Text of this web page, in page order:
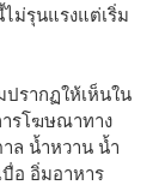
ม่รุนแรงแต่เริ่ม
ปรากฏให้เห็นใน
ารโฆษณาทาง
ล น้ำหวาน น้ำ
อ อิ่มอาหาร